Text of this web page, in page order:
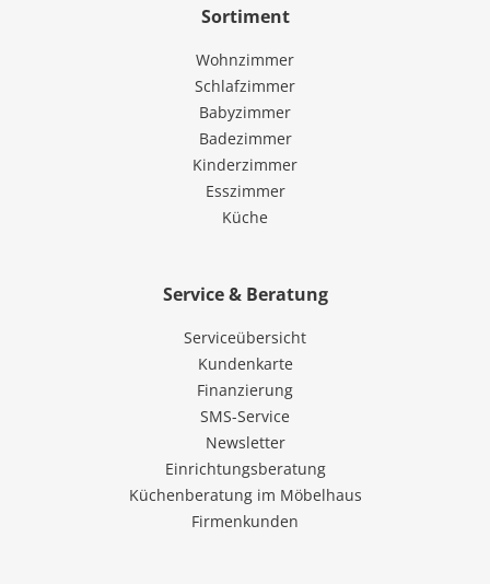
Sortiment
Wohnzimmer
Schlafzimmer
Babyzimmer
Badezimmer
Kinderzimmer
Esszimmer
Küche
Service & Beratung
Serviceübersicht
Kundenkarte
Finanzierung
SMS-Service
Newsletter
Einrichtungsberatung
Küchenberatung im Möbelhaus
Firmenkunden